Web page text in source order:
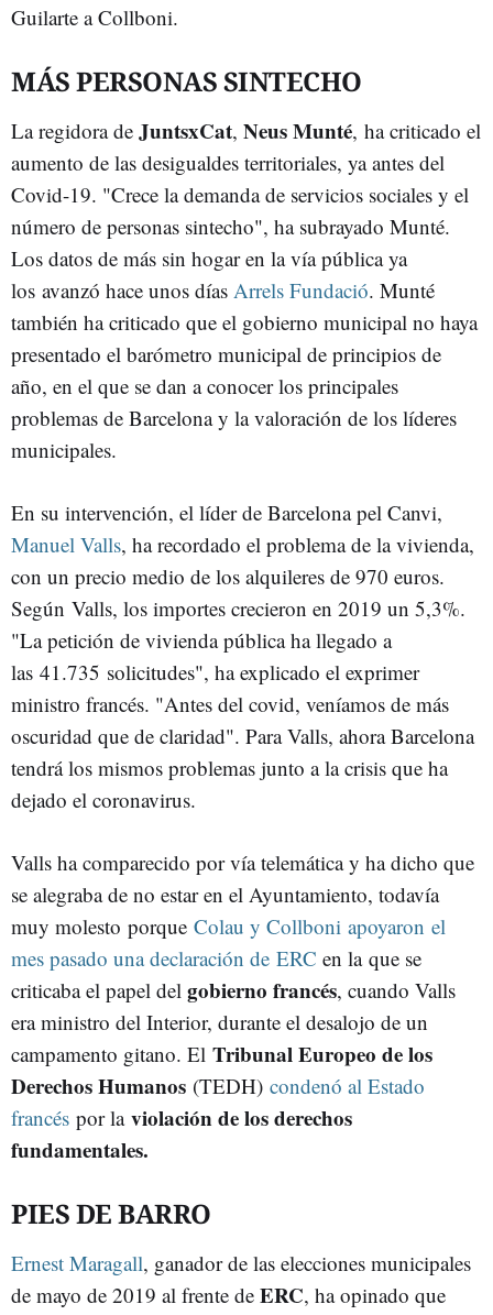
Guilarte a Collboni.
MÁS PERSONAS SINTECHO
La regidora de JuntsxCat, Neus Munté, ha criticado el
aumento de las desigualdes territoriales, ya antes del
Covid-19. "Crece la demanda de servicios sociales y el
número de personas sintecho", ha subrayado Munté.
Los datos de más sin hogar en la vía pública ya
los avanzó hace unos días Arrels Fundació. Munté
también ha criticado que el gobierno municipal no haya
presentado el barómetro municipal de principios de
año, en el que se dan a conocer los principales
problemas de Barcelona y la valoración de los líderes
municipales.
En su intervención, el líder de Barcelona pel Canvi,
Manuel Valls, ha recordado el problema de la vivienda,
con un precio medio de los alquileres de 970 euros.
Según Valls, los importes crecieron en 2019 un 5,3%.
"La petición de vivienda pública ha llegado a
las 41.735 solicitudes", ha explicado el exprimer
ministro francés. "Antes del covid, veníamos de más
oscuridad que de claridad". Para Valls, ahora Barcelona
tendrá los mismos problemas junto a la crisis que ha
dejado el coronavirus.
Valls ha comparecido por vía telemática y ha dicho que
se alegraba de no estar en el Ayuntamiento, todavía
muy molesto porque Colau y Collboni apoyaron el
mes pasado una declaración de ERC en la que se
criticaba el papel del gobierno francés, cuando Valls
era ministro del Interior, durante el desalojo de un
campamento gitano. El Tribunal Europeo de los
Derechos Humanos (TEDH) condenó al Estado
francés por la violación de los derechos
fundamentales.
PIES DE BARRO
Ernest Maragall, ganador de las elecciones municipales
de mayo de 2019 al frente de ERC, ha opinado que